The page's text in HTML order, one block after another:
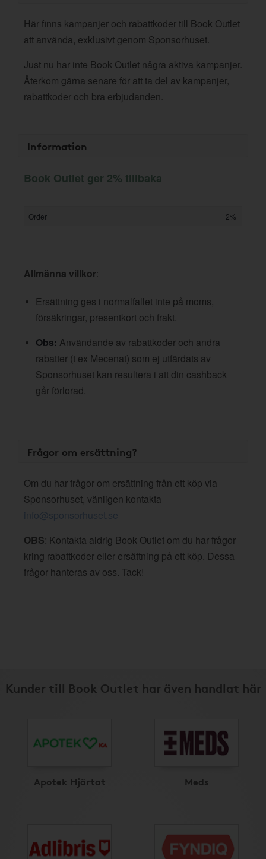
Här finns kampanjer och rabattkoder till Book Outlet
att använda, exklusivt genom Sponsorhuset.
Just nu har inte Book Outlet några aktiva kampanjer.
Återkom gärna senare för att ta del av kampanjer,
rabattkoder och bra erbjudanden.
Information
Book Outlet ger 2% tillbaka
Order 2%
Allmänna villkor:
Ersättning ges i normalfallet inte på moms,
försäkringar, presentkort och frakt.
Obs: Användande av rabattkoder och andra
rabatter (t ex Mecenat) som ej utfärdats av
Sponsorhuset kan resultera i att din cashback
går förlorad.
Frågor om ersättning?
Om du har frågor om ersättning från ett köp via
Sponsorhuset, vänligen kontakta
info@sponsorhuset.se
OBS: Kontakta aldrig Book Outlet om du har frågor
kring rabattkoder eller ersättning på ett köp. Dessa
frågor hanteras av oss. Tack!
Kunder till Book Outlet har även handlat här
Apotek Hjärtat Meds